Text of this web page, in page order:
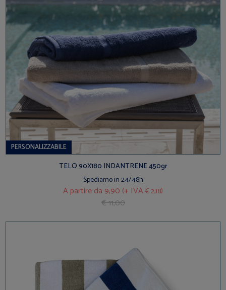
PERSONALIZZABILE
TELO 90X180 INDANTRENE 450gr
Spediamo in 24/48h
A partire da 9,90 (+ IVA€ 2,18)
€ 11,00